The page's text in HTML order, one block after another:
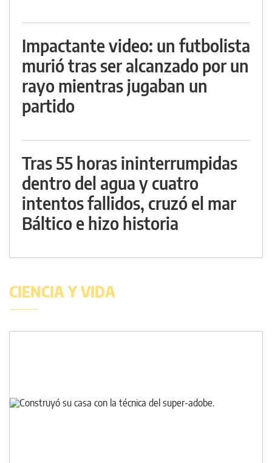
Impactante video: un futbolista
murió tras ser alcanzado por un
rayo mientras jugaban un
partido
Tras 55 horas ininterrumpidas
dentro del agua y cuatro
intentos fallidos, cruzó el mar
Báltico e hizo historia
CIENCIA Y VIDA